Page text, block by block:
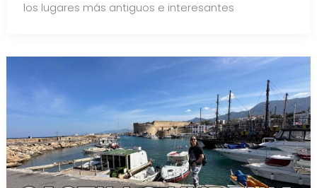
los lugares más antiguos e interesantes